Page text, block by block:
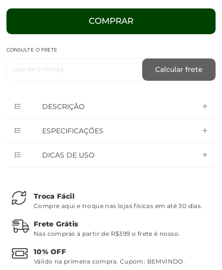
COMPRAR
CONSULTE O FRETE
Cep de Entrega Calcular frete
DESCRIÇÃO
ESPECIFICAÇÕES
DICAS DE USO
Troca Fácil
Compre aqui e troque nas lojas físicas em até 30 dias.
Frete Grátis
Nas compras a partir de R$399 o frete é nosso.
10% OFF
Válido na primeira compra. Cupom: BEMVINDO.